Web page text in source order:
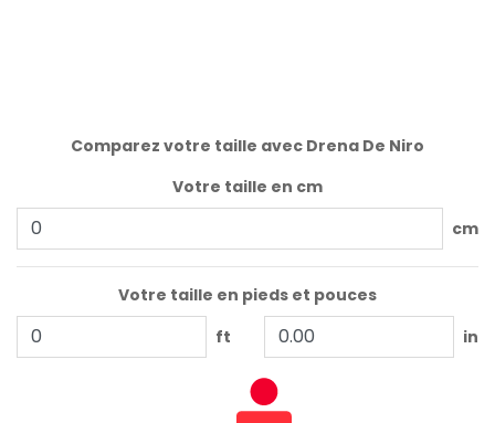
Comparez votre taille avec Drena De Niro
Votre taille en cm
cm
Votre taille en pieds et pouces
ft
in